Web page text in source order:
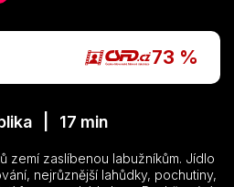
73 %
| 17 min
zemí zaslíbenou labužníkům. Jídlo
nejrůznější lahůdky, pochutiny,